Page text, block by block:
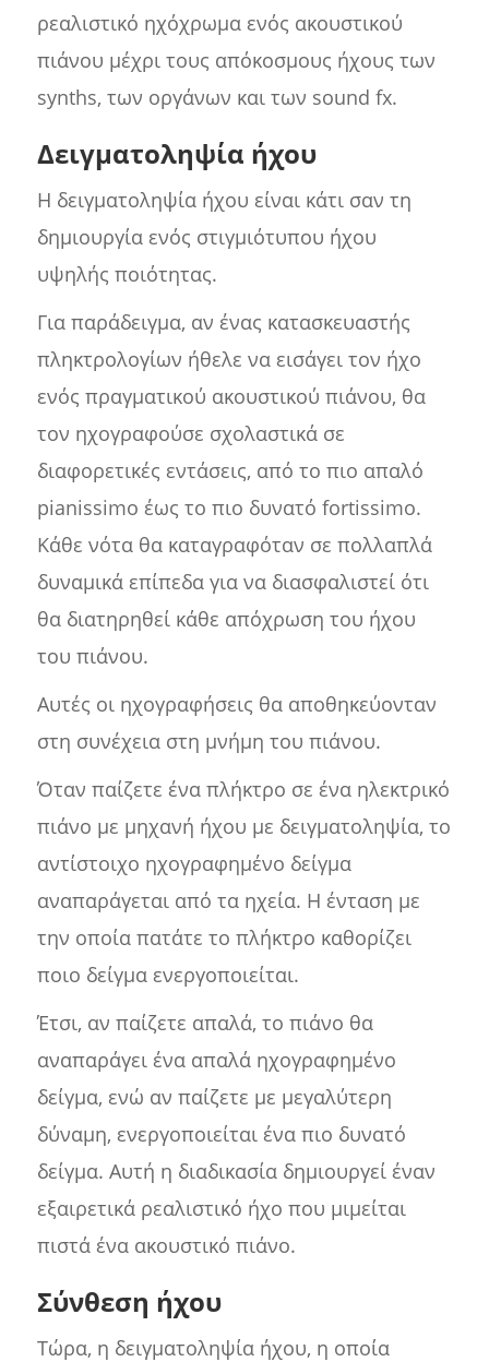
ρεαλιστικό ηχόχρωμα ενός ακουστικού
πιάνου μέχρι τους απόκοσμους ήχους των
synths, των οργάνων και των sound fx.
Δειγματοληψία ήχου
Η δειγματοληψία ήχου είναι κάτι σαν τη
δημιουργία ενός στιγμιότυπου ήχου
υψηλής ποιότητας.
Για παράδειγμα, αν ένας κατασκευαστής
πληκτρολογίων ήθελε να εισάγει τον ήχο
ενός πραγματικού ακουστικού πιάνου, θα
τον ηχογραφούσε σχολαστικά σε
διαφορετικές εντάσεις, από το πιο απαλό
pianissimo έως το πιο δυνατό fortissimo.
Κάθε νότα θα καταγραφόταν σε πολλαπλά
δυναμικά επίπεδα για να διασφαλιστεί ότι
θα διατηρηθεί κάθε απόχρωση του ήχου
του πιάνου.
Αυτές οι ηχογραφήσεις θα αποθηκεύονταν
στη συνέχεια στη μνήμη του πιάνου.
Όταν παίζετε ένα πλήκτρο σε ένα ηλεκτρικό
πιάνο με μηχανή ήχου με δειγματοληψία, το
αντίστοιχο ηχογραφημένο δείγμα
αναπαράγεται από τα ηχεία. Η ένταση με
την οποία πατάτε το πλήκτρο καθορίζει
ποιο δείγμα ενεργοποιείται.
Έτσι, αν παίζετε απαλά, το πιάνο θα
αναπαράγει ένα απαλά ηχογραφημένο
δείγμα, ενώ αν παίζετε με μεγαλύτερη
δύναμη, ενεργοποιείται ένα πιο δυνατό
δείγμα. Αυτή η διαδικασία δημιουργεί έναν
εξαιρετικά ρεαλιστικό ήχο που μιμείται
πιστά ένα ακουστικό πιάνο.
Σύνθεση ήχου
Τώρα, η δειγματοληψία ήχου, η οποία